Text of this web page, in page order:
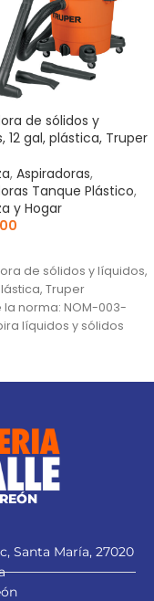
de sólidos y
12 gal, plástica, Truper
, Aspiradoras,
Tanque Plástico,
y Hogar
de sólidos y líquidos,
Truper
la norma: NOM-003-
líquidos y sólidos
Santa María, 27020